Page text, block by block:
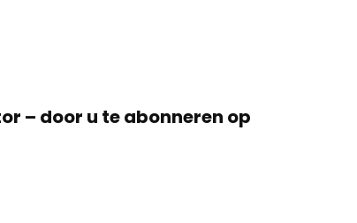
– door u te abonneren op